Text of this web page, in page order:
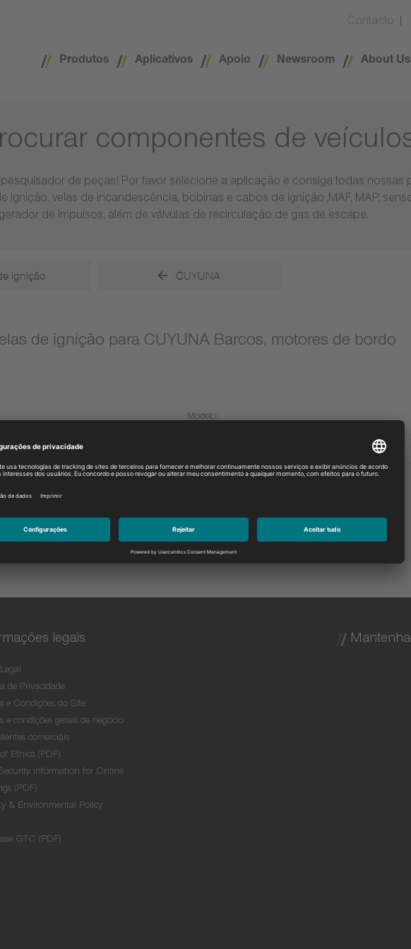
Contacto
Produtos Aplicativos Apoio Newsroom About Us
componentes de
de peças! Por favor selecione a aplicação e consiga todas nossas
ignição, velas de incandescência, bobinas e cabos de ignição ,MAF, MAP,
gerador de impulsos, além de válvulas de recirculação de gas de escape.
ignição CUYUNA
de ignição para CUYUNA Barcos, motores de bordo
Modelo:
legais
de Privacidade
e Condições do Site
e condições gerais de negócio
comerciais
Ethics (PDF)
Information for Online
(PDF)
& Environmental Policy
GTC (PDF)